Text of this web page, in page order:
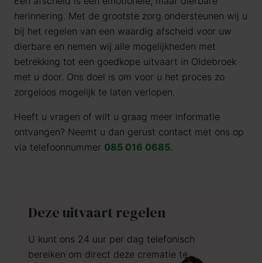
herinnering. Met de grootste zorg ondersteunen wij u
bij het regelen van een waardig afscheid voor uw
dierbare en nemen wij alle mogelijkheden met
betrekking tot een goedkope uitvaart in Oldebroek
met u door. Ons doel is om voor u het proces zo
zorgeloos mogelijk te laten verlopen.
Heeft u vragen of wilt u graag meer informatie
ontvangen? Neemt u dan gerust contact met ons op
via telefoonnummer 085 016 0685.
Deze uitvaart regelen
U kunt ons 24 uur per dag telefonisch
bereiken om direct deze crematie te